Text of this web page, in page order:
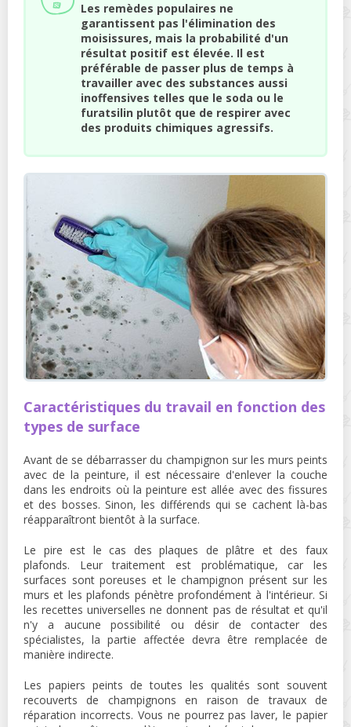
Les remèdes populaires ne
garantissent pas l'élimination des
moisissures, mais la probabilité d'un
résultat positif est élevée. Il est
préférable de passer plus de temps à
travailler avec des substances aussi
inoffensives telles que le soda ou le
furatsilin plutôt que de respirer avec
des produits chimiques agressifs.
Caractéristiques du travail en fonction des
types de surface
Avant de se débarrasser du champignon sur les murs peints
avec de la peinture, il est nécessaire d'enlever la couche
dans les endroits où la peinture est allée avec des fissures
et des bosses. Sinon, les différends qui se cachent là-bas
réapparaîtront bientôt à la surface.
Le pire est le cas des plaques de plâtre et des faux
plafonds. Leur traitement est problématique, car les
surfaces sont poreuses et le champignon présent sur les
murs et les plafonds pénètre profondément à l'intérieur. Si
les recettes universelles ne donnent pas de résultat et qu'il
n'y a aucune possibilité ou désir de contacter des
spécialistes, la partie affectée devra être remplacée de
manière indirecte.
Les papiers peints de toutes les qualités sont souvent
recouverts de champignons en raison de travaux de
réparation incorrects. Vous ne pourrez pas laver, le papier